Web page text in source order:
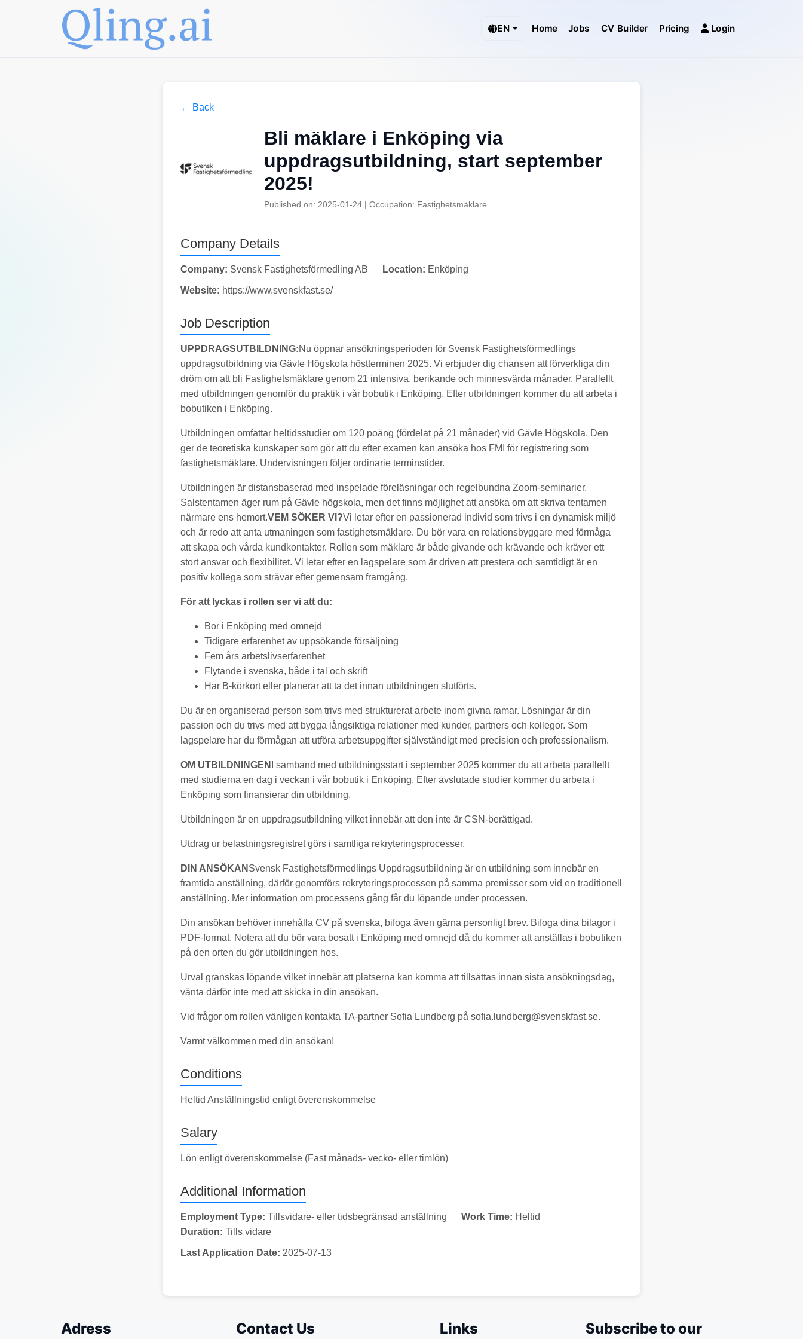
EN Home Jobs CV Builder Pricing Login
← Back
Bli mäklare i Enköping via
uppdragsutbildning, start september
2025!
Published on: 2025-01-24 | Occupation: Fastighetsmäklare
Company Details
Company: Svensk Fastighetsförmedling AB Location: Enköping
Website: https://www.svenskfast.se/
Job Description
UPPDRAGSUTBILDNING:Nu öppnar ansökningsperioden för Svensk Fastighetsförmedlings
uppdragsutbildning via Gävle Högskola höstterminen 2025. Vi erbjuder dig chansen att förverkliga din
dröm om att bli Fastighetsmäklare genom 21 intensiva, berikande och minnesvärda månader. Parallellt
med utbildningen genomför du praktik i vår bobutik i Enköping. Efter utbildningen kommer du att arbeta i
bobutiken i Enköping.
Utbildningen omfattar heltidsstudier om 120 poäng (fördelat på 21 månader) vid Gävle Högskola. Den
ger de teoretiska kunskaper som gör att du efter examen kan ansöka hos FMI för registrering som
fastighetsmäklare. Undervisningen följer ordinarie terminstider.
Utbildningen är distansbaserad med inspelade föreläsningar och regelbundna Zoom-seminarier.
Salstentamen äger rum på Gävle högskola, men det finns möjlighet att ansöka om att skriva tentamen
närmare ens hemort.VEM SÖKER VI?Vi letar efter en passionerad individ som trivs i en dynamisk miljö
och är redo att anta utmaningen som fastighetsmäklare. Du bör vara en relationsbyggare med förmåga
att skapa och vårda kundkontakter. Rollen som mäklare är både givande och krävande och kräver ett
stort ansvar och flexibilitet. Vi letar efter en lagspelare som är driven att prestera och samtidigt är en
positiv kollega som strävar efter gemensam framgång.
För att lyckas i rollen ser vi att du:
Bor i Enköping med omnejd
Tidigare erfarenhet av uppsökande försäljning
Fem års arbetslivserfarenhet
Flytande i svenska, både i tal och skrift
Har B-körkort eller planerar att ta det innan utbildningen slutförts.
Du är en organiserad person som trivs med strukturerat arbete inom givna ramar. Lösningar är din
passion och du trivs med att bygga långsiktiga relationer med kunder, partners och kollegor. Som
lagspelare har du förmågan att utföra arbetsuppgifter självständigt med precision och professionalism.
OM UTBILDNINGEN
I samband med utbildningsstart i september 2025 kommer du att arbeta parallellt
med studierna en dag i veckan i vår bobutik i Enköping. Efter avslutade studier kommer du arbeta i
Enköping som finansierar din utbildning.
Utbildningen är en uppdragsutbildning vilket innebär att den inte är CSN-berättigad.
Utdrag ur belastningsregistret görs i samtliga rekryteringsprocesser.
DIN ANSÖKAN Svensk Fastighetsförmedlings Uppdragsutbildning är en utbildning som innebär en
framtida anställning, därför genomförs rekryteringsprocessen på samma premisser som vid en traditionell
anställning. Mer information om processens gång får du löpande under processen.
Din ansökan behöver innehålla CV på svenska, bifoga även gärna personligt brev. Bifoga dina bilagor i
PDF-format. Notera att du bör vara bosatt i Enköping med omnejd då du kommer att anställas i bobutiken
på den orten du gör utbildningen hos.
Urval granskas löpande vilket innebär att platserna kan komma att tillsättas innan sista ansökningsdag,
vänta därför inte med att skicka in din ansökan.
Vid frågor om rollen vänligen kontakta TA-partner Sofia Lundberg på sofia.lundberg@svenskfast.se.
Varmt välkommen med din ansökan!
Conditions
Heltid Anställningstid enligt överenskommelse
Salary
Lön enligt överenskommelse (Fast månads- vecko- eller timlön)
Additional Information
Employment Type: Tillsvidare- eller tidsbegränsad anställning Work Time: Heltid
Duration: Tills vidare
Last Application Date: 2025-07-13
Adress Contact Us Links
Subscribe to our